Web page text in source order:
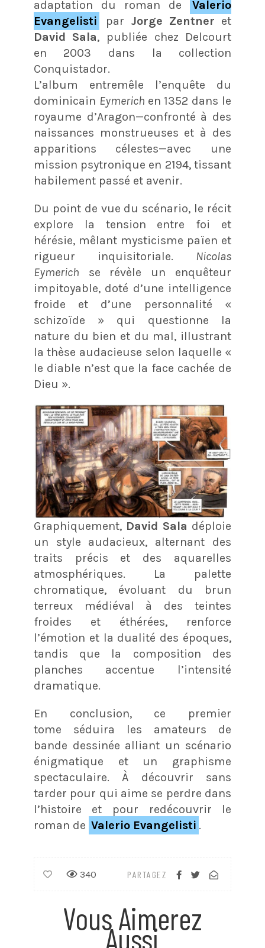
adaptation du roman de
Valerio
Evangelisti
par Jorge Zentner et
David Sala, publiée chez Delcourt
en 2003 dans la collection
Conquistador.
L’album entremêle l’enquête du
dominicain Eymerich en 1352 dans le
royaume d’Aragon—confronté à des
naissances monstrueuses et à des
apparitions célestes—avec une
mission psytronique en 2194, tissant
habilement passé et avenir.
Du point de vue du scénario, le récit
explore la tension entre foi et
hérésie, mêlant mysticisme païen et
rigueur inquisitoriale. Nicolas
Eymerich se révèle un enquêteur
impitoyable, doté d’une intelligence
froide et d’une personnalité «
schizoïde » qui questionne la
nature du bien et du mal, illustrant
la thèse audacieuse selon laquelle «
le diable n’est que la face cachée de
Dieu ».
Graphiquement, David Sala déploie
un style audacieux, alternant des
traits précis et des aquarelles
atmosphériques. La palette
chromatique, évoluant du brun
terreux médiéval à des teintes
froides et éthérées, renforce
l’émotion et la dualité des époques,
tandis que la composition des
planches accentue l’intensité
dramatique.
En conclusion, ce premier
tome séduira les amateurs de
bande dessinée alliant un scénario
énigmatique et un graphisme
spectaculaire. À découvrir sans
tarder pour qui aime se perdre dans
l’histoire et pour redécouvrir le
roman de Valerio Evangelisti .
PARTAGEZ
340
Vous Aimerez
Aussi